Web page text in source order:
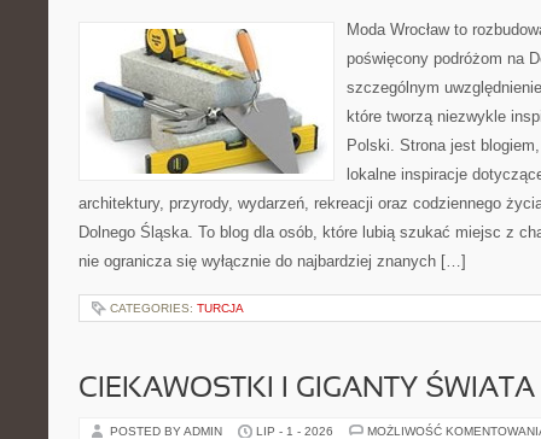
Moda Wrocław to
poświęcony podróżom na
szczególnym
które tworzą niezwykle
Polski. Strona jest
lokalne inspiracje
architektury, przyrody, wydarzeń, rekreacji oraz codziennego
Dolnego Śląska. To blog dla osób, które lubią szukać miejsc z
nie ogranicza się wyłącznie do najbardziej znanych […]
CATEGORIES: TURCJA
CIEKAWOSTKI I GIGANTY ŚWIATA
POSTED BY ADMIN LIP - 1 - 2026 MOŻLIWOŚĆ